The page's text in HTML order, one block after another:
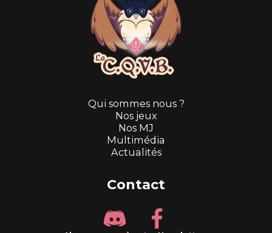
Contact
Qui sommes nous ?
Nos jeux
Nos MJ
Multimédia
Actualités